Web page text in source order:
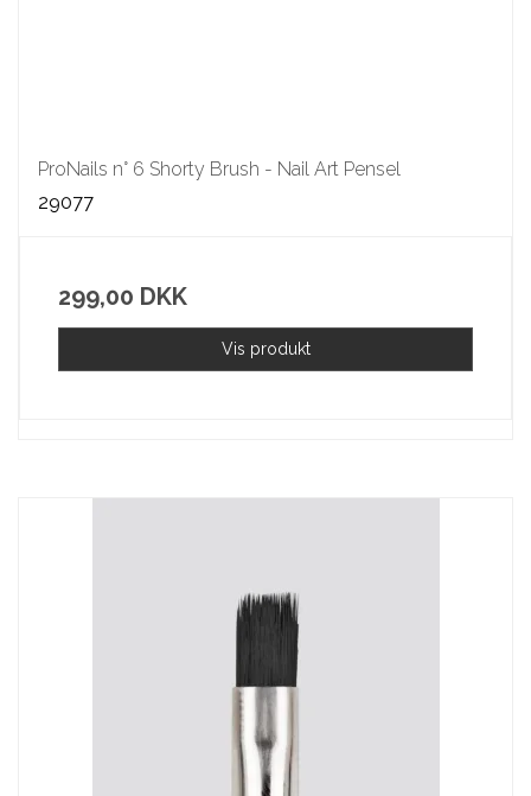
ProNails n° 6 Shorty Brush - Nail Art Pensel
29077
299,00 DKK
Vis produkt